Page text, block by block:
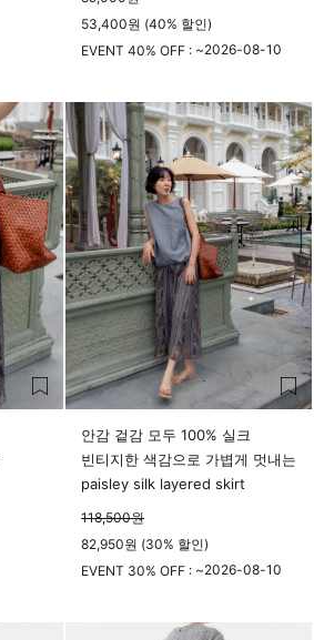
53,400원 (40% 할인)
EVENT 40% OFF : ~2026-08-10
안감 겉감 모두 100% 실크
빈티지한 색감으로 가볍게 멋내는
paisley silk layered skirt
118,500원
82,950원 (30% 할인)
EVENT 30% OFF : ~2026-08-10